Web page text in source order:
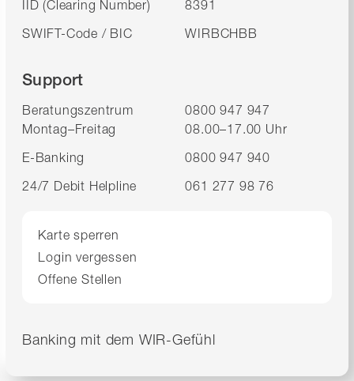
IID (Clearing Number)
8391
SWIFT-Code / BIC
WIRBCHBB
Support
Beratungszentrum
0800 947 947
Montag–Freitag
08.00–17.00 Uhr
E-Banking
0800 947 940
24/7 Debit Helpline
061 277 98 76
Karte sperren
Login vergessen
Offene Stellen
Banking mit dem WIR-Gefühl